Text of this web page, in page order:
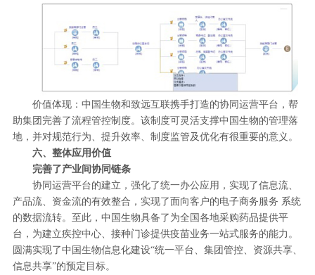
价值体现：中国生物和致远互联携手打造的协同运营平台，帮
助集团完善了流程管控制度。该制度可灵活支撑中国生物的管理落
地，并对规范行为、提升效率、制度监管及优化有很重要的意义。
六、整体应用价值
完善了产业间协同链条
协同运营平台的建立，强化了统一办公应用，实现了信息流、
产品流、资金流的有效整合，实现了面向客户的电子商务服务 系统
的数据流转。至此，中国生物具备了为全国各地采购药品提供平
台，为建立疾控中心、接种门诊提供疫苗业务一站式服务的能力。
圆满实现了中国生物信息化建设“统一平台、集团管控、资源共享、
信息共享”的预定目标。